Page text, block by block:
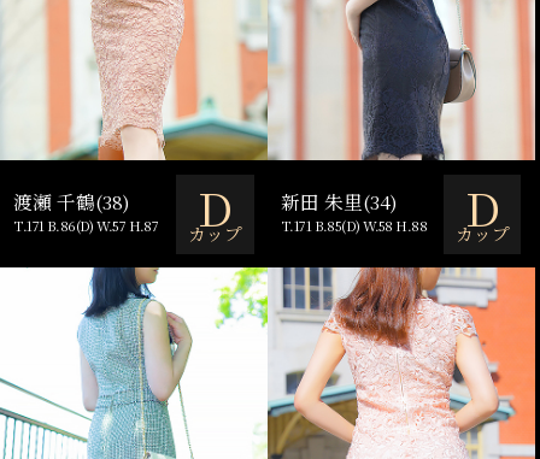
渡瀬 千鶴(38)
T.171 B.86(D) W.57 H.87 D
カップ
新田 朱里(34)
T.171 B.85(D) W.58 H.88 D
カップ